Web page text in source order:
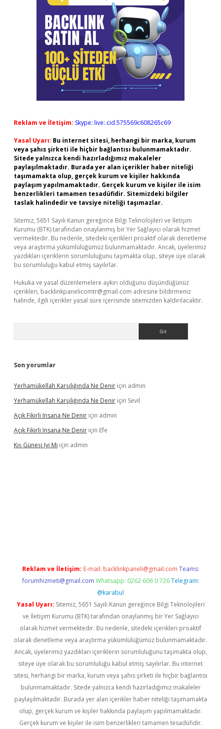
Reklam ve İletişim: Skype: live:.cid.575569c608265c69
Yasal Uyarı: Bu internet sitesi, herhangi bir marka, kurum
veya şahıs şirketi ile hiçbir bağlantısı bulunmamaktadır.
Sitede yalnızca kendi hazırladığımız makaleler
paylaşılmaktadır. Burada yer alan içerikler haber niteliği
taşımamakta olup, gerçek kurum ve kişiler hakkında
paylaşım yapılmamaktadır. Gerçek kurum ve kişiler ile isim
benzerlikleri tamamen tesadüfidir. Sitemizdeki bilgiler
taslak halindedir ve tavsiye niteliği taşımazlar.
Sitemiz, 5651 Sayılı Kanun gereğince Bilgi Teknolojileri ve İletişim
Kurumu (BTK) tarafından onaylanmış bir Yer Sağlayıcı olarak hizmet
vermektedir. Bu nedenle, sitedeki içerikleri proaktif olarak denetleme
veya araştırma yükümlülüğümüz bulunmamaktadır. Ancak, üyelerimiz
yazdıkları içeriklerin sorumluluğunu taşımakta olup, siteye üye olarak
bu sorumluluğu kabul etmiş sayılırlar.
Hukuka ve yasal düzenlemelere aykırı olduğunu düşündüğünüz
içerikleri, backlinkpanelicomtr@gmail.com adresine bildirmeniz
halinde, ilgili içerikler yasal süre içerisinde sitemizden kaldırılacaktır.
Son yorumlar
Yerhamükellah Karşılığında Ne Denir için admin
Yerhamükellah Karşılığında Ne Denir için Sevil
Açık Fikirli Insana Ne Denir için admin
Açık Fikirli Insana Ne Denir için Efe
Kış Güneşi Iyi Mi için admin
Reklam ve İletişim: E-mail: backlinkpaneli@gmail.com Teams:
forumhizmeti@gmail.com Whatsapp: 0262 606 0 726 Telegram:
@karabul
Yasal Uyarı: Sitemiz, 5651 Sayılı Kanun gereğince Bilgi Teknolojileri
ve İletişim Kurumu (BTK) tarafından onaylanmış bir Yer Sağlayıcı
olarak hizmet vermektedir. Bu nedenle, sitedeki içerikleri proaktif
olarak denetleme veya araştırma yükümlülüğümüz bulunmamaktadır.
Ancak, üyelerimiz yazdıkları içeriklerin sorumluluğunu taşımakta olup,
siteye üye olarak bu sorumluluğu kabul etmiş sayılırlar. Bu internet
sitesi, herhangi bir marka, kurum veya şahıs şirketi ile hiçbir bağlantısı
bulunmamaktadır. Sitede yalnızca kendi hazırladığımız makaleler
paylaşılmaktadır. Burada yer alan içerikler haber niteliği taşımamakta
olup, gerçek kurum ve kişiler hakkında paylaşım yapılmamaktadır.
Gerçek kurum ve kişiler ile isim benzerlikleri tamamen tesadüfidir.